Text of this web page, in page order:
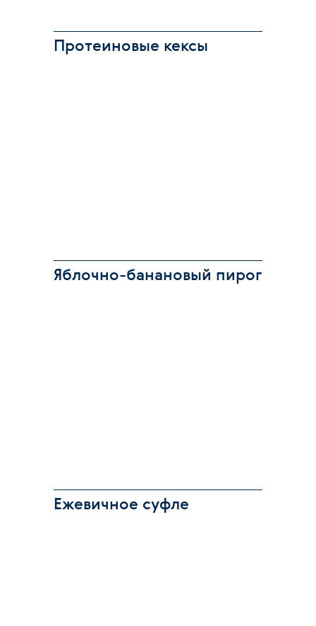
Протеиновые кексы
Яблочно-банановый пирог
Ежевичное суфле